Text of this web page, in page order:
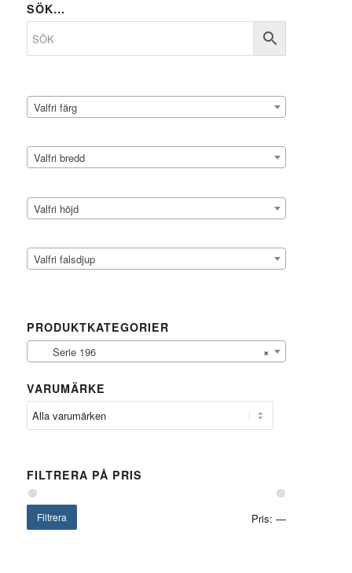
SÖK…
Valfri färg
Valfri bredd
Valfri höjd
Valfri falsdjup
PRODUKTKATEGORIER
×
Serie 196
VARUMÄRKE
FILTRERA PÅ PRIS
Filtrera Pris:—